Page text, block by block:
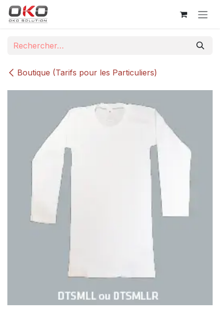
Se rendre au contenu
Boutique (Tarifs pour les Particuliers)